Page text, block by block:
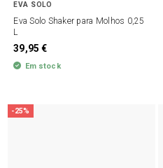
EVA SOLO
Eva Solo Shaker para Molhos 0,25
L
39,95 €
Em stock
-25%